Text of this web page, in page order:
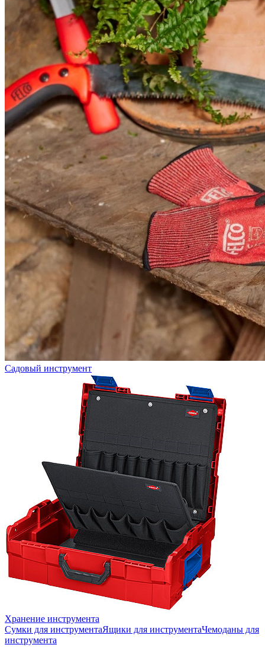
Садовый инструмент
Хранение инструмента
Сумки для инструментаЯщики для инструментаЧемоданы для
инструмента